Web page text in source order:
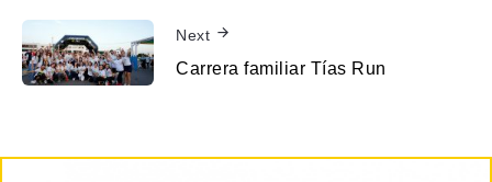
Next
Carrera familiar Tías Run